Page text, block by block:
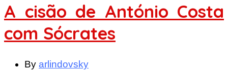
A cisão de António Costa
com Sócrates
By arlindovsky